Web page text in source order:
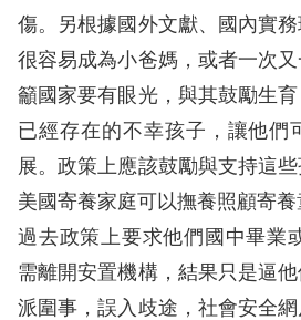
傷。另根據國外文獻、國內實
很容易成為小爸媽，或者一次
籲國家要有眼光，與其鼓勵生
已經存在的不幸孩子，讓他們
展。政策上應該鼓勵與支持這
美國寄養家庭可以撫養照顧寄
過去政策上要求他們國中畢業
需離開安置機構，結果只是逼
派圍事，誤入歧途，社會安全